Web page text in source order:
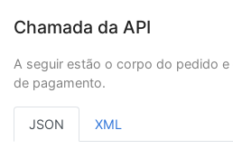
Chamada da API
A seguir estão o corpo do pedido
de pagamento.
JSON XML